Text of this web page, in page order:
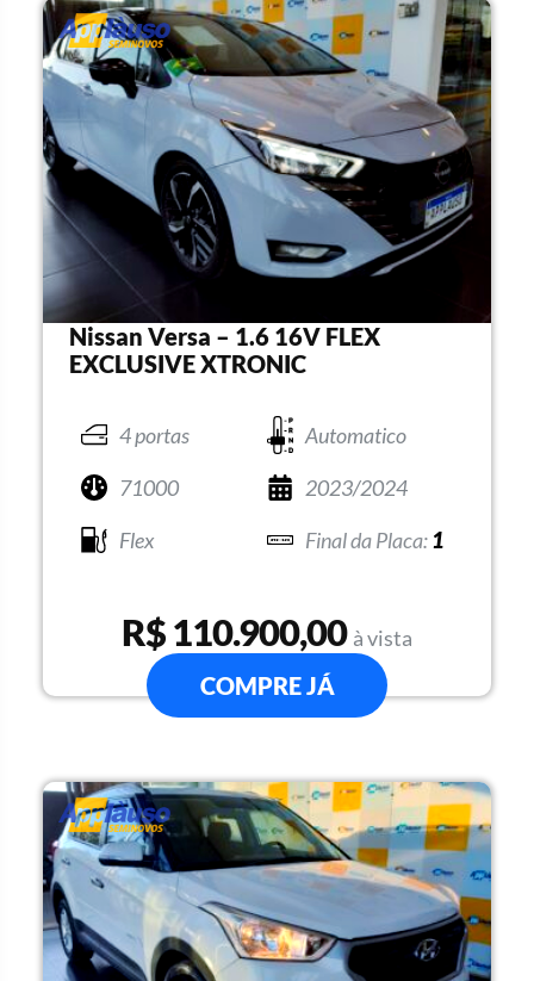
Nissan Versa – 1.6 16V FLEX
EXCLUSIVE XTRONIC
4 portas
Automatico
71000
2023/2024
Flex
1
R$ 110.900,00 à vista
COMPRE JÁ